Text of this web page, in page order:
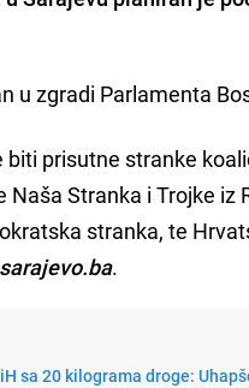
u zgradi Parlamenta
prisutne stranke
Naša Stranka i Trojke
stranka, te
.
sa 20 kilograma droge: